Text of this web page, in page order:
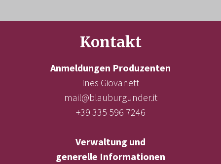
Kontakt
Anmeldungen Produzenten
Ines Giovanett
mail@blauburgunder.it
+39 335 596 7246
Verwaltung und
generelle Informationen